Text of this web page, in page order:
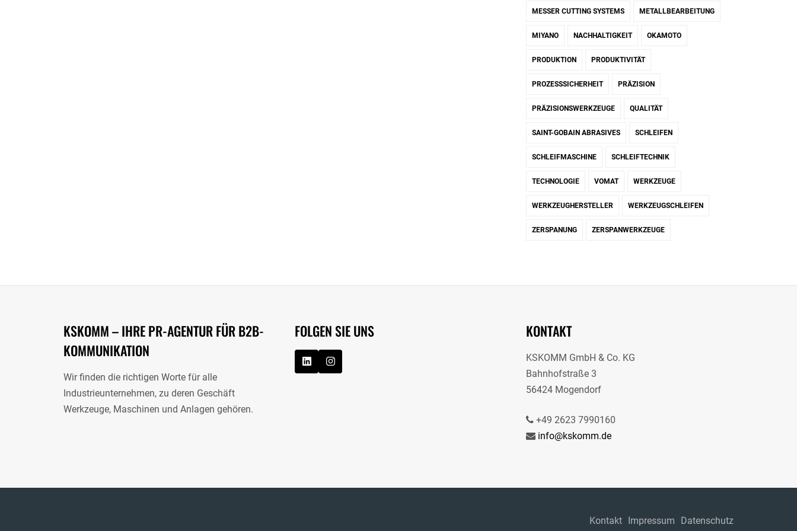
MESSER CUTTING SYSTEMS METALLBEARBEITUNG
MIYANO NACHHALTIGKEIT OKAMOTO
PRODUKTION PRODUKTIVITÄT
PROZESSSICHERHEIT PRÄZISION
PRÄZISIONSWERKZEUGE QUALITÄT
SAINT-GOBAIN ABRASIVES SCHLEIFEN
SCHLEIFMASCHINE SCHLEIFTECHNIK
TECHNOLOGIE VOMAT WERKZEUGE
WERKZEUGHERSTELLER WERKZEUGSCHLEIFEN
ZERSPANUNG ZERSPANWERKZEUGE
KSKOMM – IHRE PR-AGENTUR FÜR B2B-
KOMMUNIKATION
Wir finden die richtigen Worte für alle
Industrieunternehmen, zu deren Geschäft
Werkzeuge, Maschinen und Anlagen gehören.
FOLGEN SIE UNS KONTAKT
KSKOMM GmbH & Co. KG
Bahnhofstraße 3
56424 Mogendorf
+49 2623 7990160
info@kskomm.de
Kontakt Impressum Datenschutz